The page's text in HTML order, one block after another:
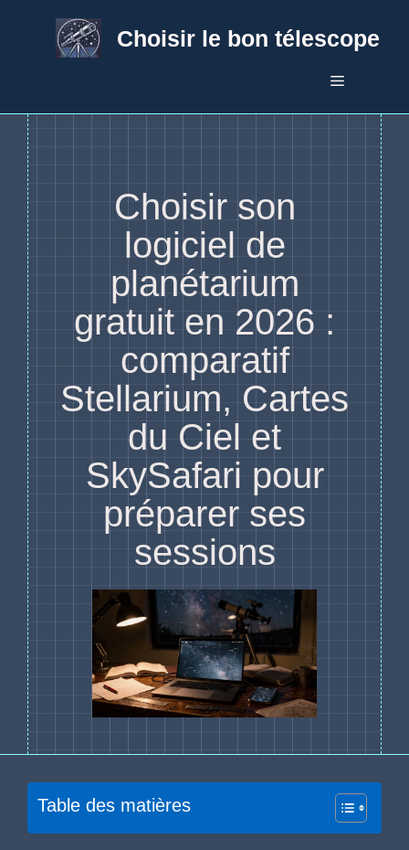
Choisir le bon télescope
Menu
Choisir son
logiciel de
planétarium
gratuit en 2026 :
comparatif
Stellarium, Cartes
du Ciel et
SkySafari pour
préparer ses
sessions
Table des matières